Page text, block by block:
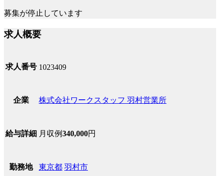
募集が停止しています
求人概要
求人番号 1023409
企業 株式会社ワークスタッフ 羽村営業所
給与詳細 月収例340,000円
勤務地 東京都 羽村市